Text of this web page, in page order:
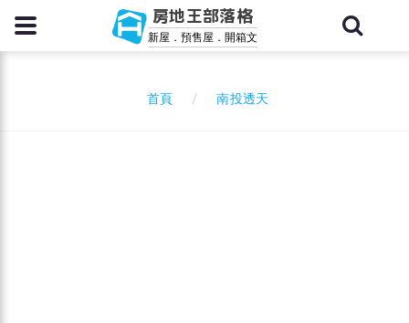
房地王部落格
新屋．預售屋．開箱文
首頁 南投透天